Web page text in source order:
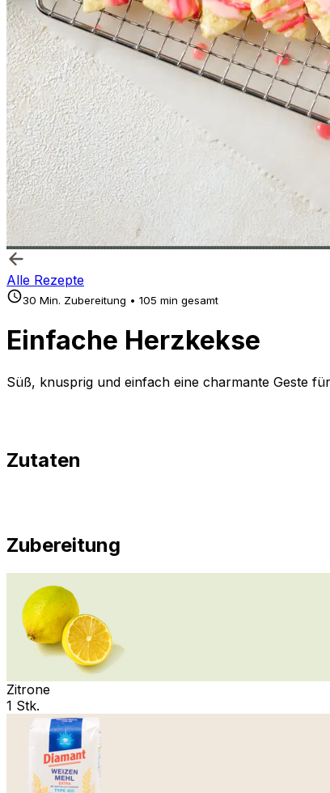
Alle Rezepte
30 Min. Zubereitung • 105 min gesamt
Einfache Herzkekse
Süß, knusprig und einfach eine charmante Geste
Zutaten
Zubereitung
Zitrone
1 Stk.